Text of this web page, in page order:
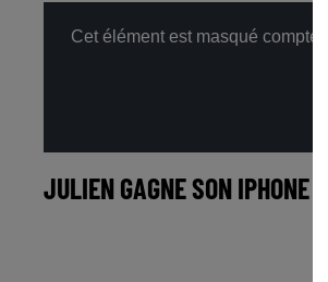
Cet élément est masqué
JULIEN GAGNE SON IPHONE